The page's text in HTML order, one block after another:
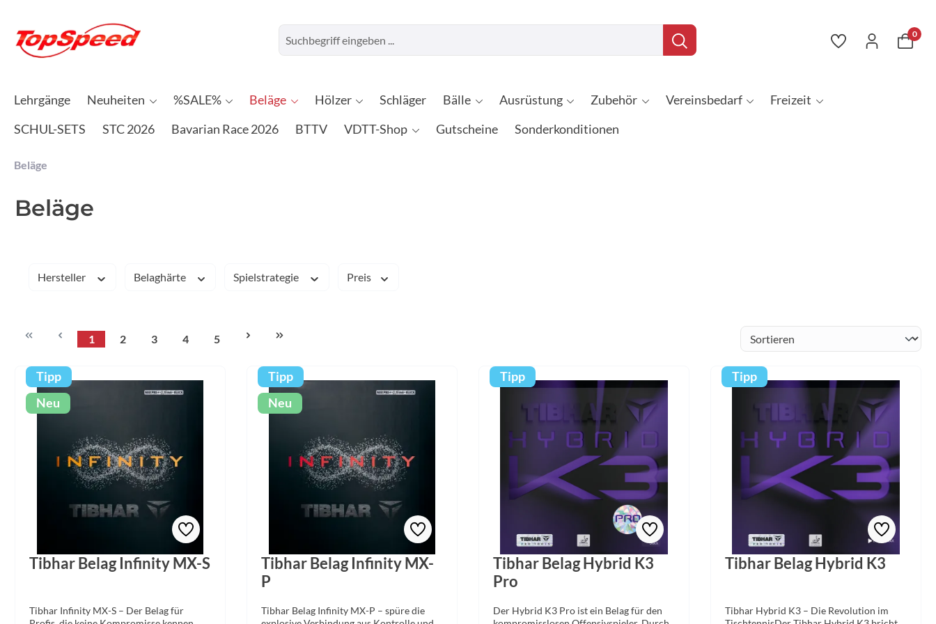
0
Lehrgänge Neuheiten %SALE% Beläge Hölzer Schläger Bälle Ausrüstung Zubehör Vereinsbedarf
Freizeit
SCHUL-SETS
STC 2026 Bavarian Race 2026 BTTV VDTT-Shop Gutscheine Sonderkonditionen
Beläge
Beläge
Hersteller Belaghärte Spielstrategie Preis
Seite
1
Seite
2
Seite
3
Seite
4
Seite
5
Tipp
Neu
Tibhar Belag Infinity MX-S
Tibhar Infinity MX-S – Der Belag für
Tipp
Neu
Tibhar Belag Infinity MX-
P
Tibhar Belag Infinity MX-P – spüre die
Tipp
Tibhar Belag Hybrid K3
Pro
Der Hybrid K3 Pro ist ein Belag für den
Tipp
Tibhar Belag Hybrid K3
Tibhar Hybrid K3 – Die Revolution im